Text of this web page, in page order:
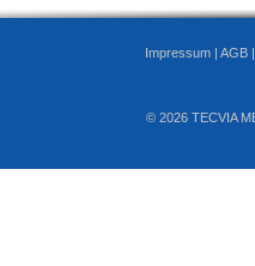
Impressum | AGB
© 2026 TECVIA